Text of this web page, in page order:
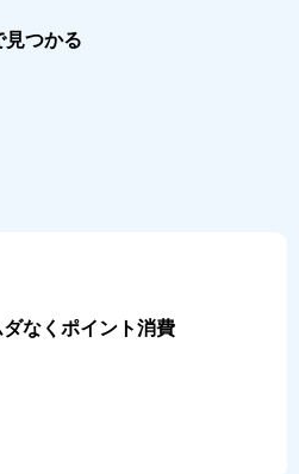
見つかる
なくポイント消費